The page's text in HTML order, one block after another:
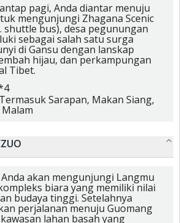
pagi, Anda diantar menuju
mengunjungi Zhagana Scenic
shuttle bus), desa pegunungan
sebagai salah satu surga
di Gansu dengan lanskap
hijau, dan perkampungan
Tibet.
Sarapan, Makan Siang,
akan mengunjungi Langmu
biara yang memiliki nilai
budaya tinggi. Setelahnya
perjalanan menuju Guomang
lahan basah yang